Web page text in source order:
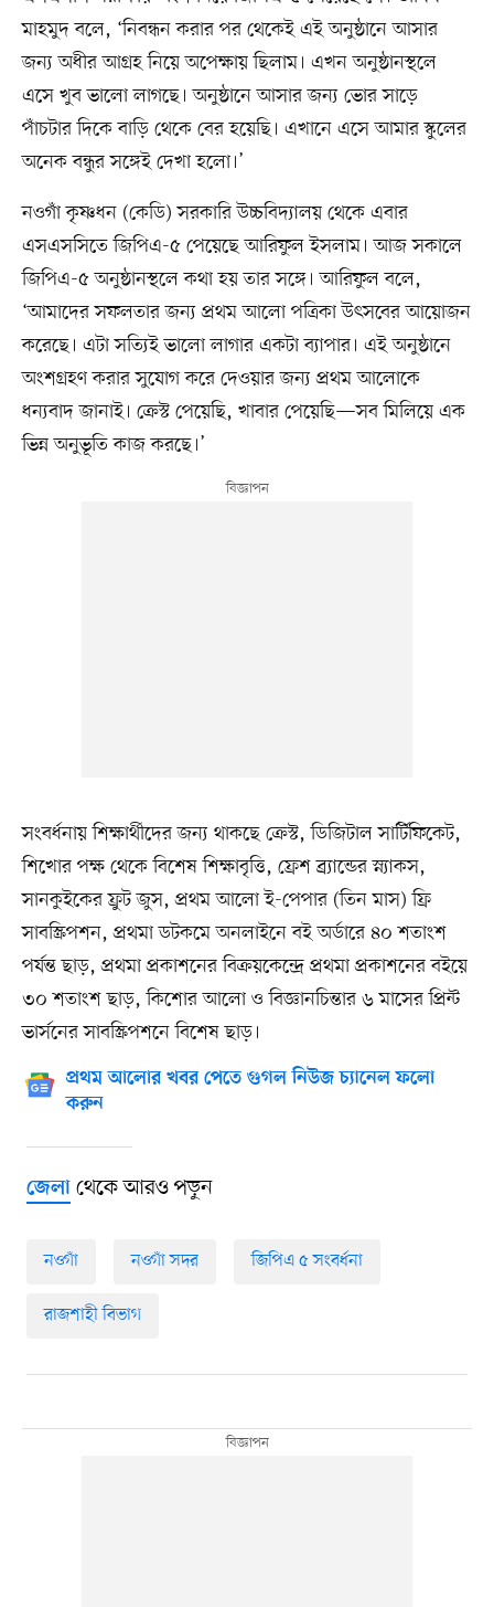
মাহমুদ বলে, ‘নিবন্ধন করার পর থেকেই এই অনুষ্ঠানে আসার
জন্য অধীর আগ্রহ নিয়ে অপেক্ষায় ছিলাম। এখন অনুষ্ঠানস্থলে
এসে খুব ভালো লাগছে। অনুষ্ঠানে আসার জন্য ভোর সাড়ে
পাঁচটার দিকে বাড়ি থেকে বের হয়েছি। এখানে এসে আমার স্কুলের
অনেক বন্ধুর সঙ্গেই দেখা হলো।’
নওগাঁ কৃষ্ণধন (কেডি) সরকারি উচ্চবিদ্যালয় থেকে এবার
এসএসসিতে জিপিএ-৫ পেয়েছে আরিফুল ইসলাম। আজ সকালে
জিপিএ-৫ অনুষ্ঠানস্থলে কথা হয় তার সঙ্গে। আরিফুল বলে,
‘আমাদের সফলতার জন্য প্রথম আলো পত্রিকা উৎসবের আয়োজন
করেছে। এটা সত্যিই ভালো লাগার একটা ব্যাপার। এই অনুষ্ঠানে
অংশগ্রহণ করার সুযোগ করে দেওয়ার জন্য প্রথম আলোকে
ধন্যবাদ জানাই। ক্রেস্ট পেয়েছি, খাবার পেয়েছি—সব মিলিয়ে এক
ভিন্ন অনুভূতি কাজ করছে।’
সংবর্ধনায় শিক্ষার্থীদের জন্য থাকছে ক্রেস্ট, ডিজিটাল সার্টিফিকেট,
শিখোর পক্ষ থেকে বিশেষ শিক্ষাবৃত্তি, ফ্রেশ ব্র্যান্ডের স্ন্যাকস,
সানকুইকের ফ্রুট জুস, প্রথম আলো ই-পেপার (তিন মাস) ফ্রি
সাবস্ক্রিপশন, প্রথমা ডটকমে অনলাইনে বই অর্ডারে ৪০ শতাংশ
পর্যন্ত ছাড়, প্রথমা প্রকাশনের বিক্রয়কেন্দ্রে প্রথমা প্রকাশনের বইয়ে
৩০ শতাংশ ছাড়, কিশোর আলো ও বিজ্ঞানচিন্তার ৬ মাসের প্রিন্ট
ভার্সনের সাবস্ক্রিপশনে বিশেষ ছাড়।
প্রথম আলোর খবর পেতে গুগল নিউজ চ্যানেল ফলো
করুন
জেলাথেকে আরও পড়ুন
নওগাঁ নওগাঁ সদর জিপিএ ৫ সংবর্ধনা
রাজশাহী বিভাগ